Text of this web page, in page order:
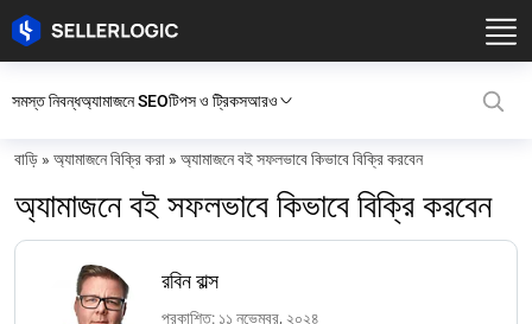
সমস্ত নিবন্ধঅ্যামাজনে SEOটিপস ও ট্রিকসআরও
বাড়ি » অ্যামাজনে বিক্রি করা » অ্যামাজনে বই সফলভাবে কিভাবে বিক্রি করবেন
অ্যামাজনে বই সফলভাবে কিভাবে বিক্রি করবেন
রবিন বাল্স
প্রকাশিত: ১১ নভেম্বর, ২০২৪